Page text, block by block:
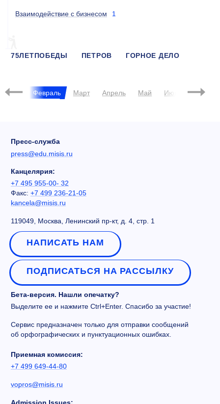
Взаимодействие с бизнесом 1
75ЛЕТПОБЕДЫ ПЕТРОВ ГОРНОЕ ДЕЛО
Февраль Март Апрель Май Июнь Июль
Пресс-служба
press@edu.misis.ru
Канцелярия:
+7 495 955-00- 32
Факс: +7 499 236-21-05
kancela@misis.ru
119049, Москва, Ленинский пр-кт, д. 4, стр. 1
НАПИСАТЬ НАМ
ПОДПИСАТЬСЯ НА РАССЫЛКУ
Бета-версия. Нашли опечатку?
Выделите ее и нажмите Ctrl+Enter. Спасибо за участие!
Сервис предназначен только для отправки сообщений
об орфографических и пунктуационных ошибках.
Приемная комиссия:
+7 499 649-44-80
vopros@misis.ru